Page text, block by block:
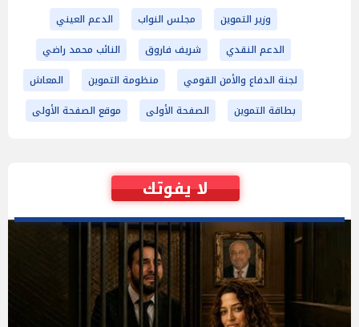
وزير التموين مجلس النواب
الدعم العيني
الدعم النقدي
شريف فاروق
النائب محمد راضي
لجنة الدفاع والأمن القومي
منظومة التموين
المعاش
بطاقة التموين
الصفحة الأولى موقع الصفحة الأولى
لا يفوتك